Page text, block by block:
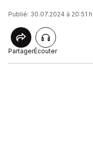
Publié: 30.07.2024 à 20:51
PartagerÉcouter